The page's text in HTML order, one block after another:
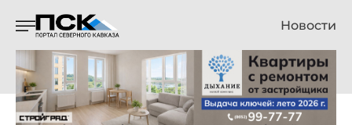
Новости